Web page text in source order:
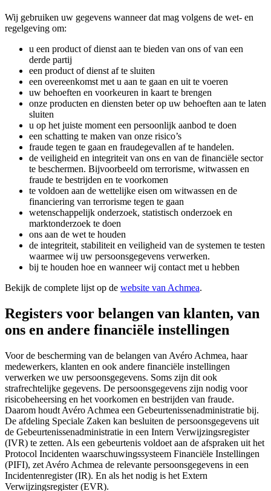
Wij gebruiken uw gegevens wanneer dat mag volgens de wet- en
regelgeving om:
u een product of dienst aan te bieden van ons of van een
derde partij
een product of dienst af te sluiten
een overeenkomst met u aan te gaan en uit te voeren
uw behoeften en voorkeuren in kaart te brengen
onze producten en diensten beter op uw behoeften aan te laten
sluiten
u op het juiste moment een persoonlijk aanbod te doen
een schatting te maken van onze risico’s
fraude tegen te gaan en fraudegevallen af te handelen.
de veiligheid en integriteit van ons en van de financiële sector
te beschermen. Bijvoorbeeld om terrorisme, witwassen en
fraude te bestrijden en te voorkomen
te voldoen aan de wettelijke eisen om witwassen en de
financiering van terrorisme tegen te gaan
wetenschappelijk onderzoek, statistisch onderzoek en
marktonderzoek te doen
ons aan de wet te houden
de integriteit, stabiliteit en veiligheid van de systemen te testen
waarmee wij uw persoonsgegevens verwerken.
bij te houden hoe en wanneer wij contact met u hebben
Bekijk de complete lijst op de website van Achmea.
Registers voor belangen van klanten, van
ons en andere financiële instellingen
Voor de bescherming van de belangen van Avéro Achmea, haar
medewerkers, klanten en ook andere financiële instellingen
verwerken we uw persoonsgegevens. Soms zijn dit ook
strafrechtelijke gegevens. De persoonsgegevens zijn nodig voor
risicobeheersing en het voorkomen en bestrijden van fraude.
Daarom houdt Avéro Achmea een Gebeurtenissenadministratie bij.
De afdeling Speciale Zaken kan besluiten de persoonsgegevens uit
de Gebeurtenissenadministratie in een Intern Verwijzingsregister
(IVR) te zetten. Als een gebeurtenis voldoet aan de afspraken uit het
Protocol Incidenten waarschuwingssysteem Financiële Instellingen
(PIFI), zet Avéro Achmea de relevante persoonsgegevens in een
Incidentenregister (IR). En als het nodig is het Extern
Verwijzingsregister (EVR).